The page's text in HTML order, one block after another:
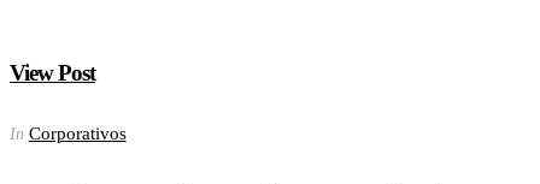
View Post
In Corporativos